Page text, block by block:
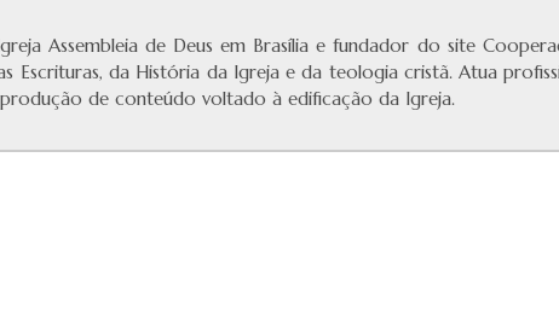
Assembleia de Deus em Brasília e fundador do site
Escrituras, da História da Igreja e da teologia cristã. Atua
de conteúdo voltado à edificação da Igreja.